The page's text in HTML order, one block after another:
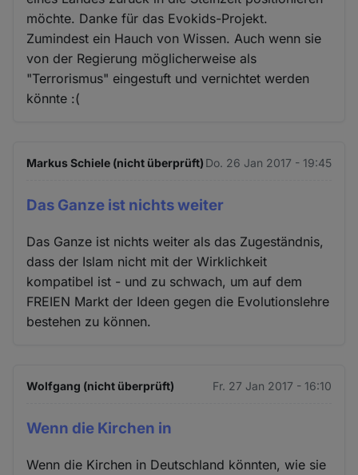
möchte. Danke für das Evokids-Projekt.
Zumindest ein Hauch von Wissen. Auch wenn sie
von der Regierung möglicherweise als
"Terrorismus" eingestuft und vernichtet werden
könnte :(
Markus Schiele (nicht überprüft) Do. 26 Jan 2017 - 19:45
Das Ganze ist nichts weiter
Das Ganze ist nichts weiter als das Zugeständnis,
dass der Islam nicht mit der Wirklichkeit
kompatibel ist - und zu schwach, um auf dem
FREIEN Markt der Ideen gegen die Evolutionslehre
bestehen zu können.
Wolfgang (nicht überprüft) Fr. 27 Jan 2017 - 16:10
Wenn die Kirchen in
Wenn die Kirchen in Deutschland könnten, wie sie